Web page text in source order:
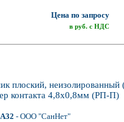
Цена по запросу
в руб. с НДС
плоский, неизолированный
контакта 4,8х0,8мм (РП-П)
- ООО "СанНет"